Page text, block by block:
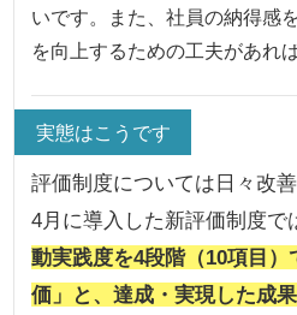
いです。また、社員の納得感
を向上するための工夫があれ
実態はこうです
評価制度については日々改
4月に導入した新評価制度で
動実践度を4段階（10項目
価」と、達成・実現した成